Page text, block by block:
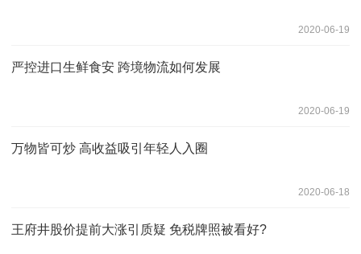
2020-06-19
严控进口生鲜食安 跨境物流如何发展
2020-06-19
万物皆可炒 高收益吸引年轻人入圈
2020-06-18
王府井股价提前大涨引质疑 免税牌照被看好?